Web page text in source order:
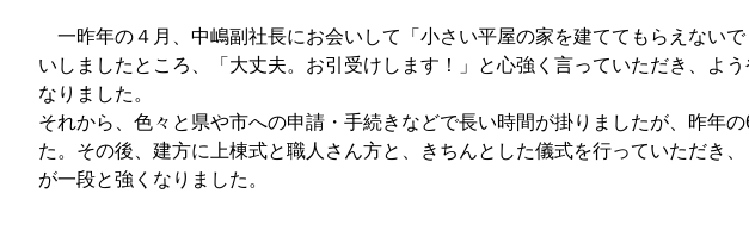
一昨年の４月、中嶋副社長にお会いして「小さい平屋の家を建ててもらえない
いしましたところ、「大丈夫。お引受けします！」と心強く言っていただき、よ
なりました。
それから、色々と県や市への申請・手続きなどで長い時間が掛りましたが、昨年
た。その後、建方に上棟式と職人さん方と、きちんとした儀式を行っていただき
が一段と強くなりました。